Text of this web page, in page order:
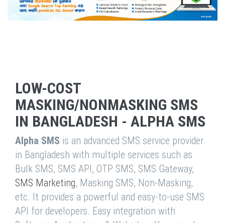
LOW-COST
MASKING/NONMASKING SMS
IN BANGLADESH - ALPHA SMS
Alpha SMS is an advanced SMS service provider
in Bangladesh with multiple services such as
Bulk SMS, SMS API, OTP SMS, SMS Gateway,
SMS Marketing, Masking SMS, Non-Masking,
etc. It provides a powerful and easy-to-use SMS
API for developers. Easy integration with